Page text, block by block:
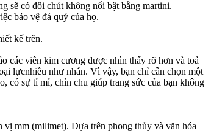
sẽ có đôi chút không nổi bật bằng martini.
bảo vệ đá quý của họ.
kế trên.
các viên kim cương được nhìn thấy rõ hơn và toả
lựcnhiều như nhẫn. Vì vậy, bạn chỉ cần chọn một
có sự tỉ mỉ, chỉn chu giúp trang sức của bạn không
mm (milimet). Dựa trên phong thủy và văn hóa